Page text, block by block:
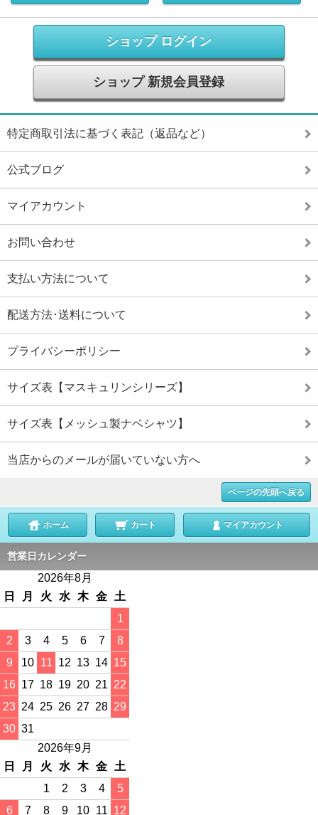
ショップ ログイン
ショップ 新規会員登録
特定商取引法に基づく表記（返品など）
公式ブログ
マイアカウント
お問い合わせ
支払い方法について
配送方法･送料について
プライバシーポリシー
サイズ表【マスキュリンシリーズ】
サイズ表【メッシュ製ナベシャツ】
当店からのメールが届いていない方へ
ページの先頭へ戻る
ホーム カート マイアカウント
営業日カレンダー
2026年8月
日
月 火 水 木 金
土
1
2
3 4 5 6 7
8
9
10 11 12 13 14 15
16 17 18 19 20 21 22
23 24 25 26 27 28 29
30 31
2026年9月
日
月 火 水 木 金
土
1
2 3 4
5
6
7 8 9 10 11 12